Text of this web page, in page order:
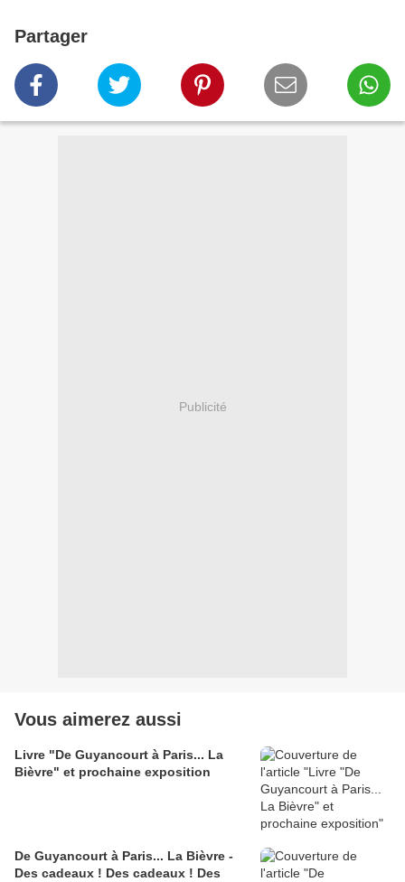
Partager
Publicité
Vous aimerez aussi
Livre "De Guyancourt à Paris... La
Bièvre" et prochaine exposition
De Guyancourt à Paris... La Bièvre -
Des cadeaux ! Des cadeaux ! Des